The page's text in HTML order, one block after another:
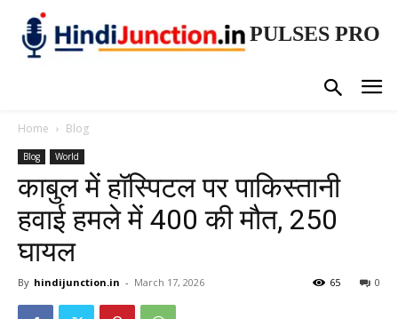
PULSES PRO
Home Blog
Blog World
काबुल में हॉस्पिटल पर पाकिस्तानी
हवाई हमले में 400 की मौत, 250
घायल
By hindijunction.in - March 17, 2026 0
65